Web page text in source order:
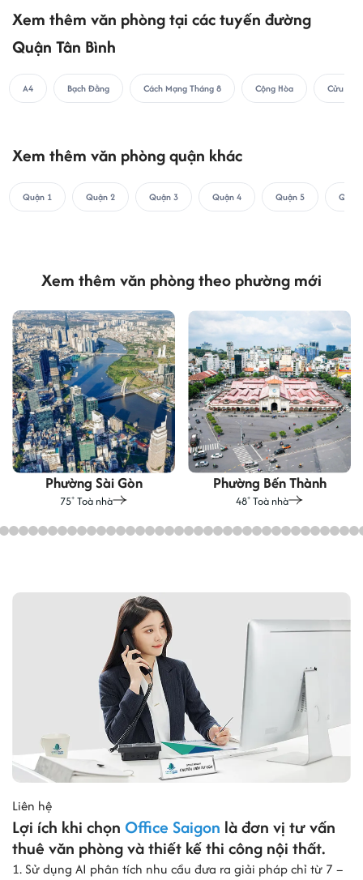
Xem thêm văn phòng tại các tuyến đường
Quận Tân Bình
A4 Bạch Đằng Cách Mạng Tháng 8 Cộng Hòa Cửu
Xem thêm văn phòng quận khác
Quận 1 Quận 2 Quận 3 Quận 4 Quận 5 Quận
Xem thêm văn phòng theo phường mới
Phường Sài Gòn
75+ Toà nhà
Phường Bến Thành
48+ Toà nhà
Liên hệ
Lợi ích khi chọn Office Saigon là đơn vị tư vấn
thuê văn phòng và thiết kế thi công nội thất.
1. Sử dụng AI phân tích nhu cầu đưa ra giải pháp chỉ từ 7 –